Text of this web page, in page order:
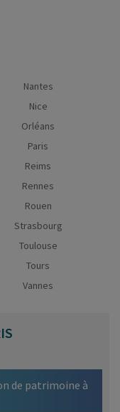
Nantes
Nice
Orléans
Paris
Reims
Rennes
Rouen
Strasbourg
Toulouse
Tours
Vannes
de patrimoine à